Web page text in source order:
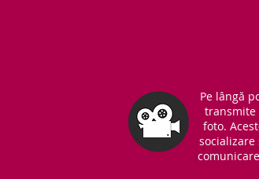
Pe lângă
transmite
foto.